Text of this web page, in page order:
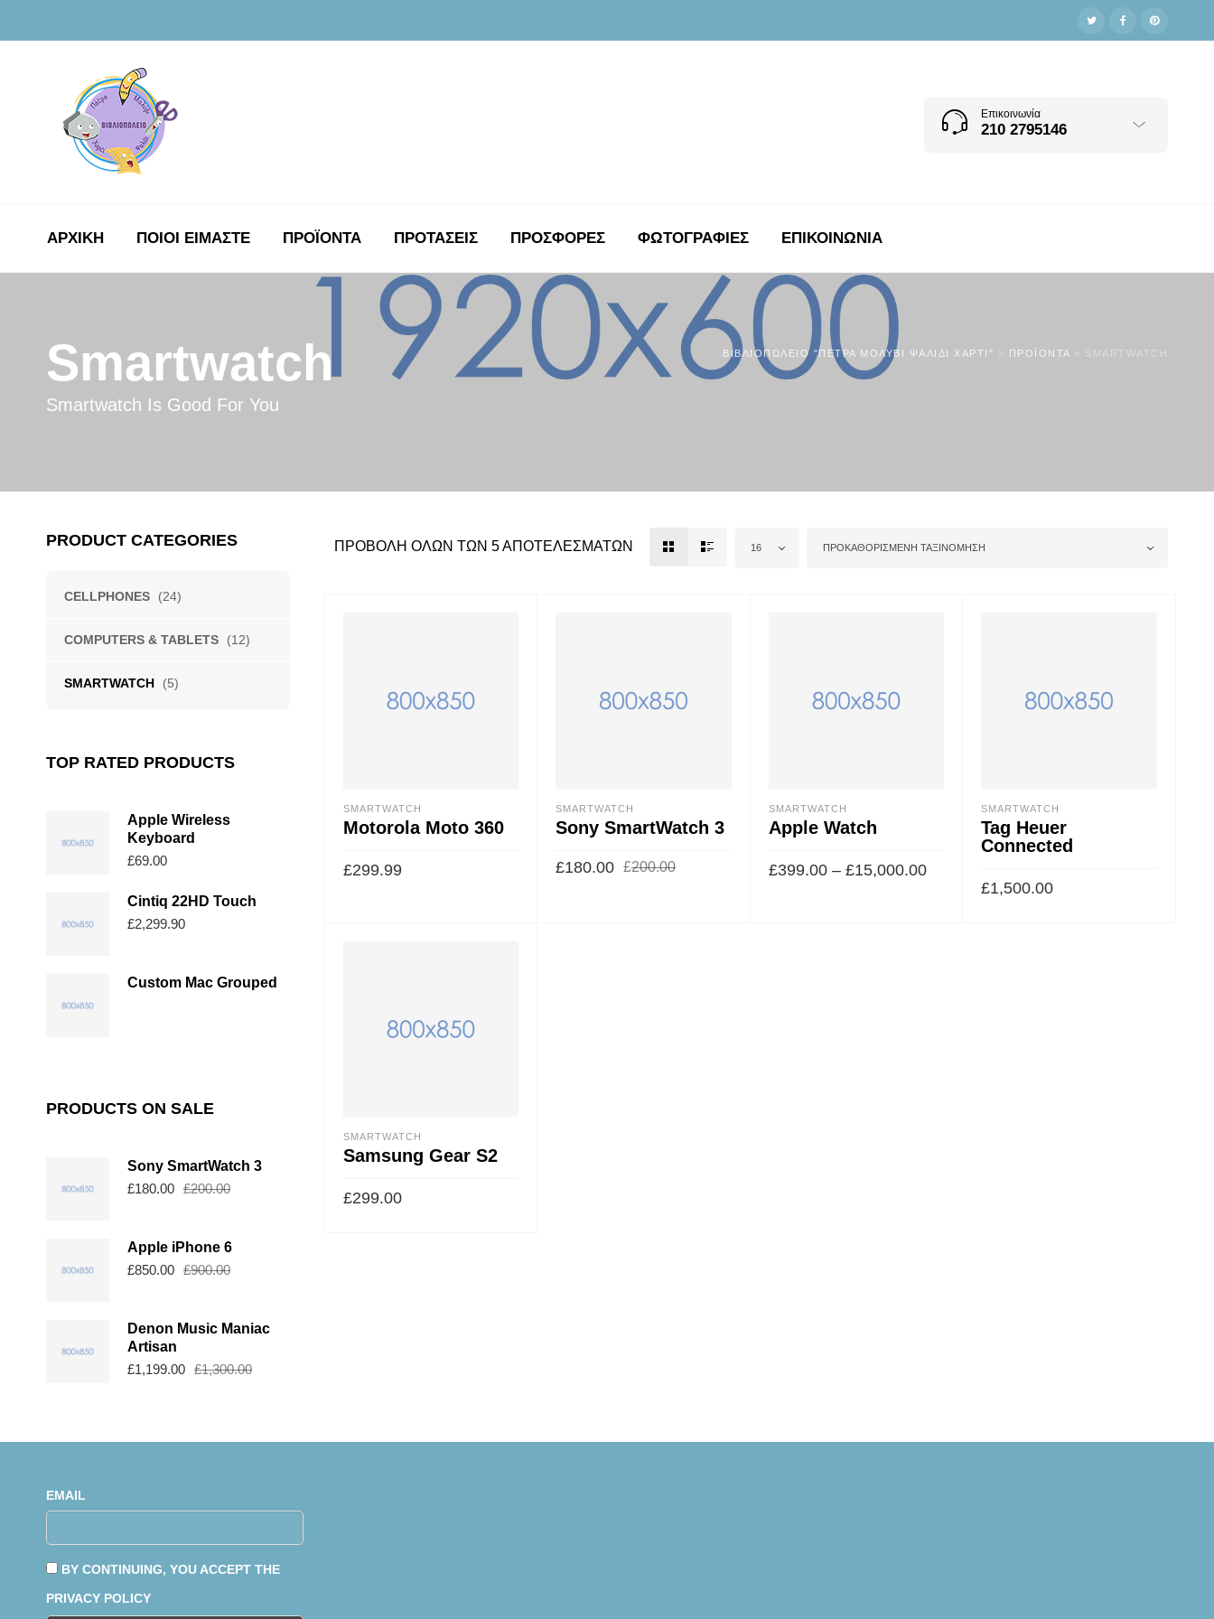
Επικοινωνία
210 2795146
ΑΡΧΙΚΉ ΠΟΙΟΙ ΕΙΜΑΣΤΕ ΠΡΟΪΟΝΤΑ ΠΡΟΤΑΣΕΙΣ ΠΡΟΣΦΟΡΕΣ ΦΩΤΟΓΡΑΦΊΕΣ ΕΠΙΚΟΙΝΩΝΊΑ
ΒΙΒΛΙΟΠΩΛΕΊΟ "ΠΈΤΡΑ ΜΟΛΎΒΙ ΨΑΛΊΔΙ ΧΑΡΤΊ" > ΠΡΟΪΌΝΤΑ > SMARTWATCH
Smartwatch
Smartwatch Is Good For You
PRODUCT CATEGORIES
CELLPHONES (24)
COMPUTERS & TABLETS (12)
SMARTWATCH (5)
TOP RATED PRODUCTS
Apple Wireless
Keyboard
£69.00
Cintiq 22HD Touch
£2,299.90
Custom Mac Grouped
PRODUCTS ON SALE
Sony SmartWatch 3
£200.00
£180.00
Apple iPhone 6
£900.00
£850.00
Denon Music Maniac
Artisan
£1,300.00
£1,199.00
ΠΡΟΒΟΛΉ ΌΛΩΝ ΤΩΝ 5 ΑΠΟΤΕΛΕΣΜΆΤΩΝ 16 ΠΡΟΚΑΘΟΡΙΣΜΈΝΗ ΤΑΞΙΝΌΜΗΣΗ
SMARTWATCH
Motorola Moto 360
£299.99
SMARTWATCH
Sony SmartWatch 3
£200.00
£180.00
SMARTWATCH
Apple Watch
£399.00– £15,000.00
SMARTWATCH
Tag Heuer
Connected
£1,500.00
SMARTWATCH
Samsung Gear S2
£299.00
EMAIL
BY CONTINUING, YOU ACCEPT THE
PRIVACY POLICY